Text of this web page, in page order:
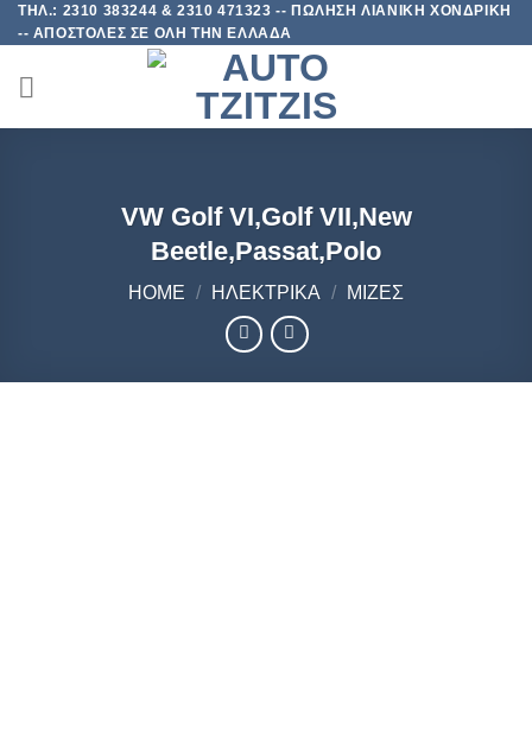
Skip
to
content
ΤΗΛ.: 2310 383244 & 2310 471323 -- ΠΩΛΗΣΗ ΛΙΑΝΙΚΗ ΧΟΝΔΡΙΚΗ
-- ΑΠΟΣΤΟΛΕΣ ΣΕ ΟΛΗ ΤΗΝ ΕΛΛΑΔΑ
VW Golf VI,Golf VII,New
Beetle,Passat,Polo
HOME / ΗΛΕΚΤΡΙΚΑ / ΜΙΖΕΣ